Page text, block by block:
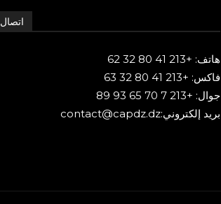
اتصال
هاتف: +213 41 80 32 62
فاكس: +213 41 80 32 63
جوال: +213 7 70 65 93 89
بريد إلكتروني:contact@capdz.dz